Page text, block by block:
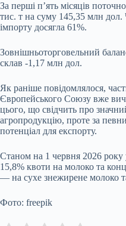
За перші п’ять місяців
тис. т на суму 145,35 млн дол.
імпорту досягла 61%.
Зовнішньоторговельний
склав -1,17 млн дол.
Як раніше повідомлялося,
Європейського Союзу вже
цього, що свідчить про
агропродукцію, проте за
потенціал для експорту.
Станом на 1 червня 2026 року
15,8% квоти на молоко та
— на сухе знежирене молоко
Фото: freepik